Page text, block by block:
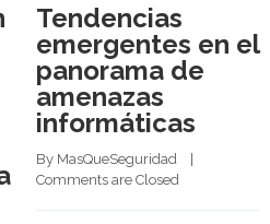
Tendencias
emergentes en el
panorama de
amenazas
informáticas
By MasQueSeguridad
Comments are Closed